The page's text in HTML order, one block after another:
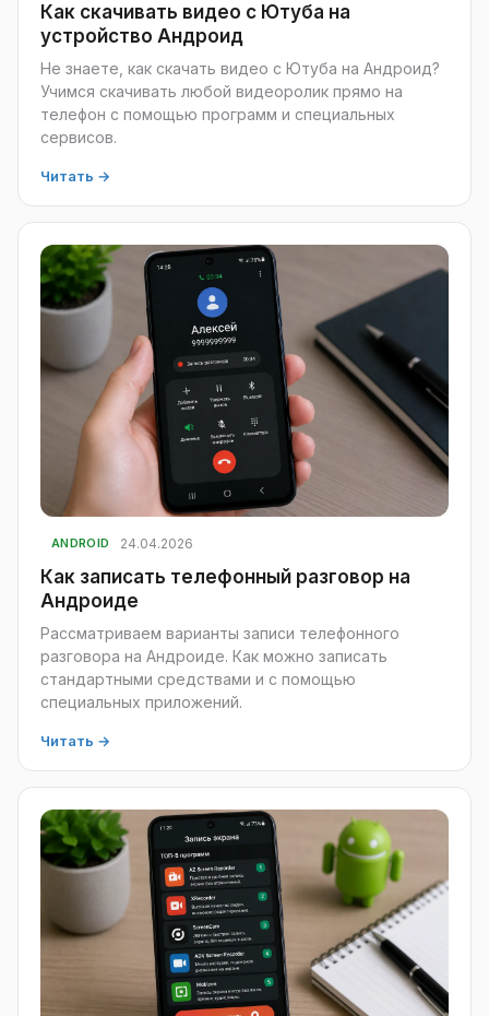
Как скачивать видео с Ютуба на
устройство Андроид
Не знаете, как скачать видео с Ютуба на Андроид?
Учимся скачивать любой видеоролик прямо на
телефон с помощью программ и специальных
сервисов.
Читать →
ANDROID 24.04.2026
Как записать телефонный разговор на
Андроиде
Рассматриваем варианты записи телефонного
разговора на Андроиде. Как можно записать
стандартными средствами и с помощью
специальных приложений.
Читать →